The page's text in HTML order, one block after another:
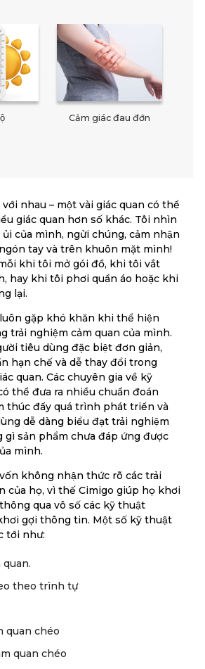
Cảm giác đau đớn
nhau – một vài giác quan có thể
giác quan hơn số khác. Tôi nhìn
của mình, ngửi chúng, cảm nhận
tay và trên khuôn mặt mình!
khi tôi mở gói đồ, khi tôi vắt
hay khi tôi phơi quần áo hoặc khi
lại.
gặp khó khăn khi thể hiện
trải nghiệm cảm quan của mình.
tiêu dùng đặc biệt đơn giản,
hạn chế và dễ thay đổi trong
quan. Các chuyên gia về kỹ
thể đưa ra nhiều chuẩn đoán
thúc đẩy quá trình phát triển và
dễ dàng biểu đạt trải nghiệm
gì sản phẩm chưa đáp ứng được
mình.
không nhận thức rõ các trải
của họ, vì thế Cimigo giúp họ khơi
qua vô số các kỹ thuật
gợi thông tin. Một số kỹ thuật
tới như:
quan.
theo trình tự
quan chéo
quan chéo